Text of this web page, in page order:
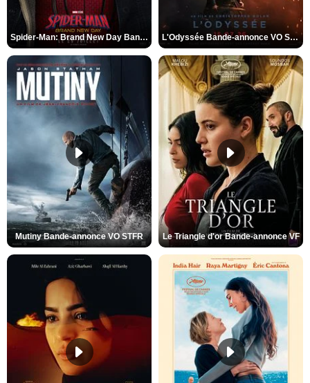
Spider-Man: Brand New Day Bande-annonce VO STFR L'Odyssée Bande-annonce VO STFR
Mutiny Bande-annonce VO STFR Le Triangle d'or Bande-annonce VF